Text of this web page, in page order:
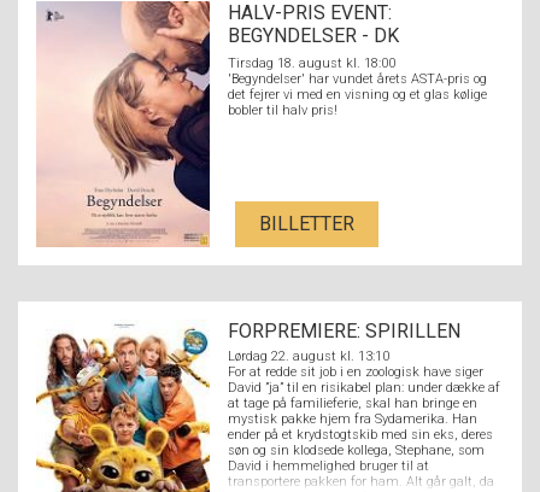
HALV-PRIS EVENT:
BEGYNDELSER - DK
UNDERTEKSTER
Tirsdag 18. august kl. 18:00
'Begyndelser' har vundet årets ASTA-pris og
det fejrer vi med en visning og et glas kølige
bobler til halv pris!
BILLETTER
FORPREMIERE: SPIRILLEN
Lørdag 22. august kl. 13:10
For at redde sit job i en zoologisk have siger
David ”ja” til en risikabel plan: under dække af
at tage på familieferie, skal han bringe en
mystisk pakke hjem fra Sydamerika. Han
ender på et krydstogtskib med sin eks, deres
søn og sin klodsede kollega, Stephane, som
David i hemmelighed bruger til at
transportere pakken for ham. Alt går galt, da